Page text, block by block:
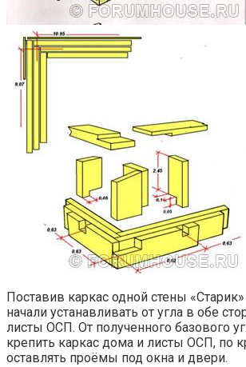
Поставив каркас одной стены
начали устанавливать от угла в обе
листы ОСП. От полученного базового
крепить каркас дома и листы ОСП, по
оставлять проёмы под окна и двери.